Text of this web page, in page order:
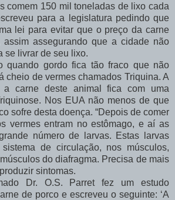
comem 150 mil toneladas de lixo cada
para a legislatura pedindo que
lei para evitar que o preço da carne
assim assegurando que a cidade não
se livrar de seu lixo.
quando gordo fica tão fraco que não
cheio de vermes chamados Triquina. A
a carne deste animal fica com uma
Nos EUA não menos de que
sofre desta doença. “Depois de comer
vermes entram no estômago, e aí as
número de larvas. Estas larvas
de circulação, nos músculos,
do diafragma. Precisa de mais
sintomas.
Dr. O.S. Parret fez um estudo
de porco e escreveu o seguinte: ‘A